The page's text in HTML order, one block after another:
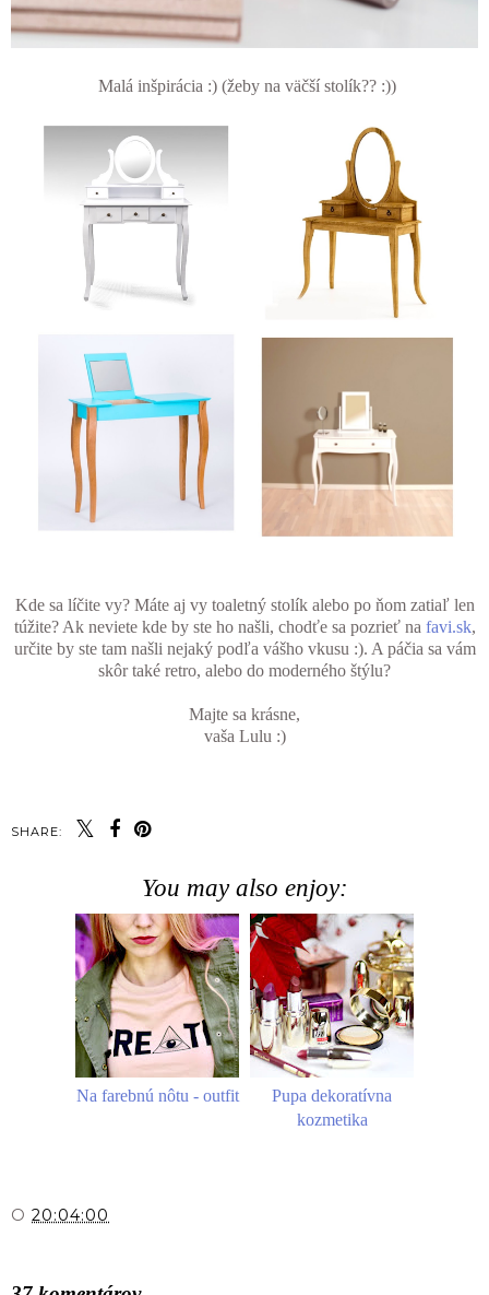
Malá inšpirácia :) (žeby na väčší stolík?? :))
Kde sa líčite vy? Máte aj vy toaletný stolík alebo po ňom zatiaľ len
túžite? Ak neviete kde by ste ho našli, chodťe sa pozrieť na favi.sk,
určite by ste tam našli nejaký podľa vášho vkusu :). A páčia sa vám
skôr také retro, alebo do moderného štýlu?
Majte sa krásne,
vaša Lulu :)
SHARE:
You may also enjoy:
Na farebnú nôtu - outfit
Pupa dekoratívna
kozmetika
O 20:04:00